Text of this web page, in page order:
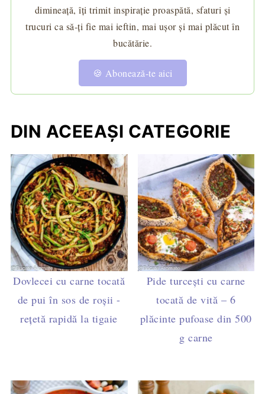
dimineață, îți trimit inspirație proaspătă, sfaturi și
trucuri ca să-ți fie mai ieftin, mai ușor și mai plăcut în
bucătărie.
🍪 Abonează-te aici
DIN ACEEAȘI CATEGORIE
Dovlecei cu carne tocată
de pui în sos de roșii -
rețetă rapidă la tigaie
Pide turcești cu carne
tocată de vită – 6
plăcinte pufoase din 500
g carne